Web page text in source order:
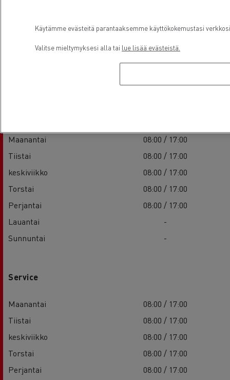
Maanantai
08:00 / 17:00
Tiistai
08:00 / 17:00
keskiviikko
08:00 / 17:00
Torstai
08:00 / 17:00
Perjantai
08:00 / 17:00
Lauantai
-
Sunnuntai
-
Service
Maanantai
08:00 / 17:00
Tiistai
08:00 / 17:00
keskiviikko
08:00 / 17:00
Torstai
08:00 / 17:00
Perjantai
08:00 / 17:00
Käytämme evästeitä parantaaksemme käyttökokemustasi
Valitse mieltymyksesi alla tai lue lisää evästeistä.